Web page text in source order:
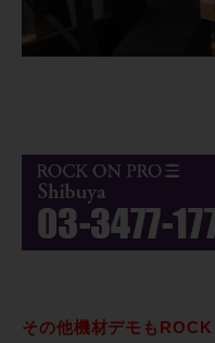
その他機材デモも